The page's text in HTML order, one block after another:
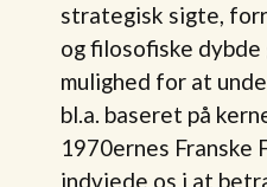
strategisk sigte,
og filosofiske dybde
mulighed for at
bl.a. baseret på
1970ernes Franske
indviede os i at